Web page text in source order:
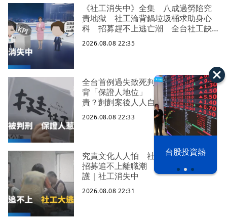
漢光42演習 台股投資熱
《社工消失中》全集 八成過勞陷究
責地獄 社工淪背鍋垃圾桶求助身心
科 招募趕不上逃亡潮 全台社工缺
口警報 揭薪資回捐黑幕 血汗錢遭
剝削
2026.08.08 22:35
全台首例過失致死判刑 社工陳尚潔
背「保證人地位」 機構脫身基層扛
責？剴剴案後人人自危｜社工消失中
2026.08.08 22:33
究責文化人人怕 社福缺口拉警報
招募追不上離職潮 低薪過勞誰來守
護｜社工消失中
2026.08.08 22:31